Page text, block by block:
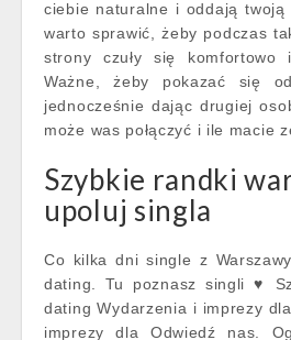
ciebie naturalne i oddają twoją
warto sprawić, żeby podczas
strony czuły się komfortowo
Ważne, żeby pokazać się
jednocześnie dając drugiej
może was połączyć i ile macie
Szybkie randki
upoluj singla
Co kilka dni single z
dating. Tu poznasz singli ♥
dating Wydarzenia i imprezy
imprezy dla Odwiedź nas.